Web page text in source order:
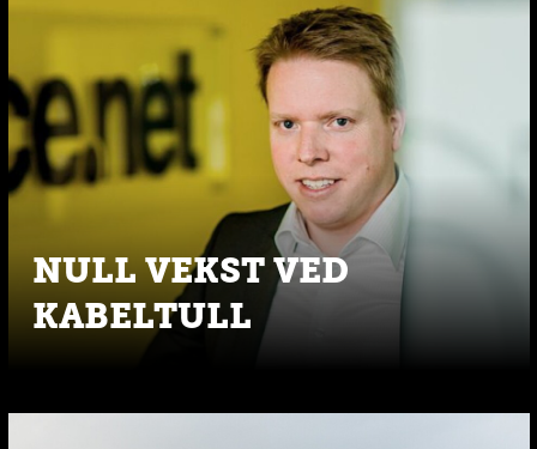
NULL VEKST VED
KABELTULL